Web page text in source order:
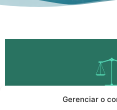
Gerenciar o